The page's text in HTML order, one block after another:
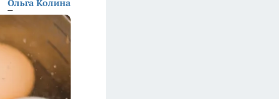
Ольга Колина